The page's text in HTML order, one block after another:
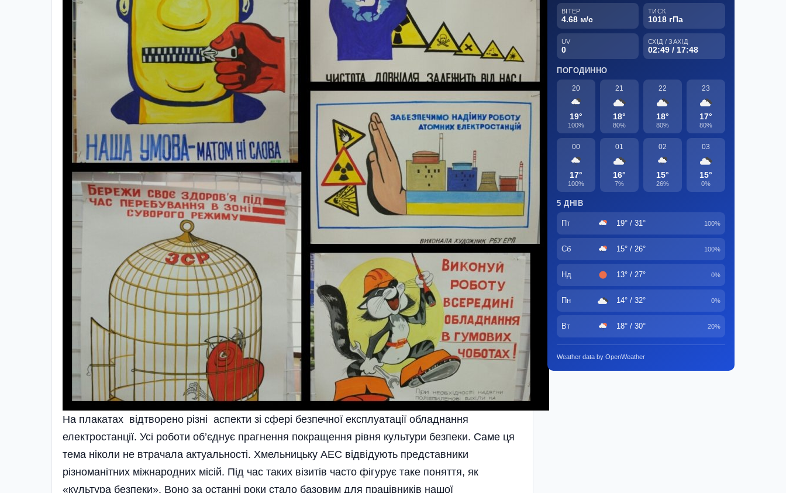
На плакатах відтворено різні аспекти зі сфері безпечної експлуатації обладнання
електростанції. Усі роботи об’єднує прагнення покращення рівня культури безпеки. Саме ця
тема ніколи не втрачала актуальності. Хмельницьку АЕС відвідують представники
різноманітних міжнародних місій. Під час таких візитів часто фігурує таке поняття, як
«культура безпеки». Воно за останні роки стало базовим для працівників нашої
ВІТЕР
4.68 м/с
ТИСК
1018 гПа
UV
0
СХІД / ЗАХІД
02:49 / 17:48
ПОГОДИННО
20
19°
100%
21
18°
80%
22
18°
80%
23
17°
80%
00
17°
100%
01
16°
7%
02
15°
26%
03
15°
0%
5 ДНІВ
Пт 19° / 31° 100%
Сб 15° / 26° 100%
Нд 13° / 27° 0%
Пн 14° / 32° 0%
Вт 18° / 30° 20%
Weather data by OpenWeather